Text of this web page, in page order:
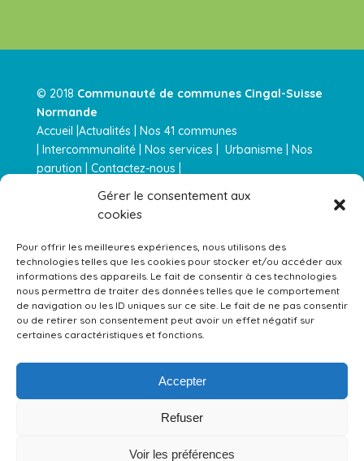
Gérer le consentement aux
cookies
Pour offrir les meilleures expériences, nous utilisons des
technologies telles que les cookies pour stocker et/ou accéder aux
informations des appareils. Le fait de consentir à ces technologies
nous permettra de traiter des données telles que le comportement
de navigation ou les ID uniques sur ce site. Le fait de ne pas consentir
ou de retirer son consentement peut avoir un effet négatif sur
certaines caractéristiques et fonctions.
Accepter
Refuser
Voir les préférences
© 2018 Communauté de communes Cingal-Suisse
Normande
Accueil | Actualités
Nos 41 communes
Intercommunalité| Nos services Urbanisme |
Nos
parution
Contactez-nous |